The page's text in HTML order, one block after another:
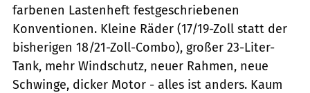
farbenen Lastenheft festgeschriebenen
Konventionen. Kleine Räder (17/19-Zoll statt der
bisherigen 18/21-Zoll-Combo), großer 23-Liter-
Tank, mehr Windschutz, neuer Rahmen, neue
Schwinge, dicker Motor - alles ist anders. Kaum